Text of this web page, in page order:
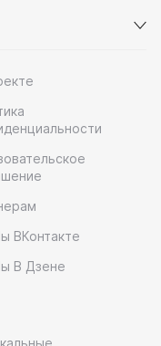
ВКонтакте
В Дзене